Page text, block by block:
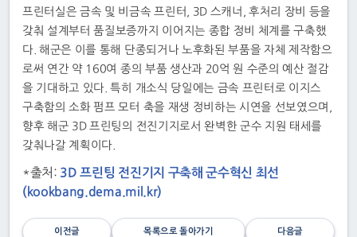
프린터실은 금속 및 비금속 프린터, 3D 스캐너, 후처리 장비 등을
갖춰 설계부터 품질보증까지 이어지는 종합 정비 체계를 구축했
다. 해군은 이를 통해 단종되거나 노후화된 부품을 자체 제작함으
로써 연간 약 160여 종의 부품 생산과 20억 원 수준의 예산 절감
을 기대하고 있다. 특히 개소식 당일에는 금속 프린터로 이지스
구축함의 소화 펌프 모터 축을 재생 정비하는 시연을 선보였으며,
향후 해군 3D 프린팅의 전진기지로서 완벽한 군수 지원 태세를
갖춰나갈 계획이다.
*출처: 3D 프린팅 전진기지 구축해 군수혁신 최선
(kookbang.dema.mil.kr)
이전글 목록으로 돌아가기 다음글